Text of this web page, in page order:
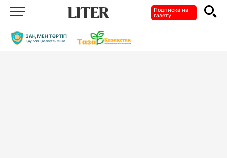
Подписка на
газету